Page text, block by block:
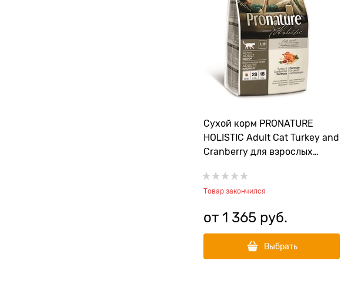
Сухой корм PRONATURE
HOLISTIC Adult Cat Turkey and
Cranberry для взрослых
помещении индейка с
клюквой
Товар закончился
от 1 365 руб.
Выбрать